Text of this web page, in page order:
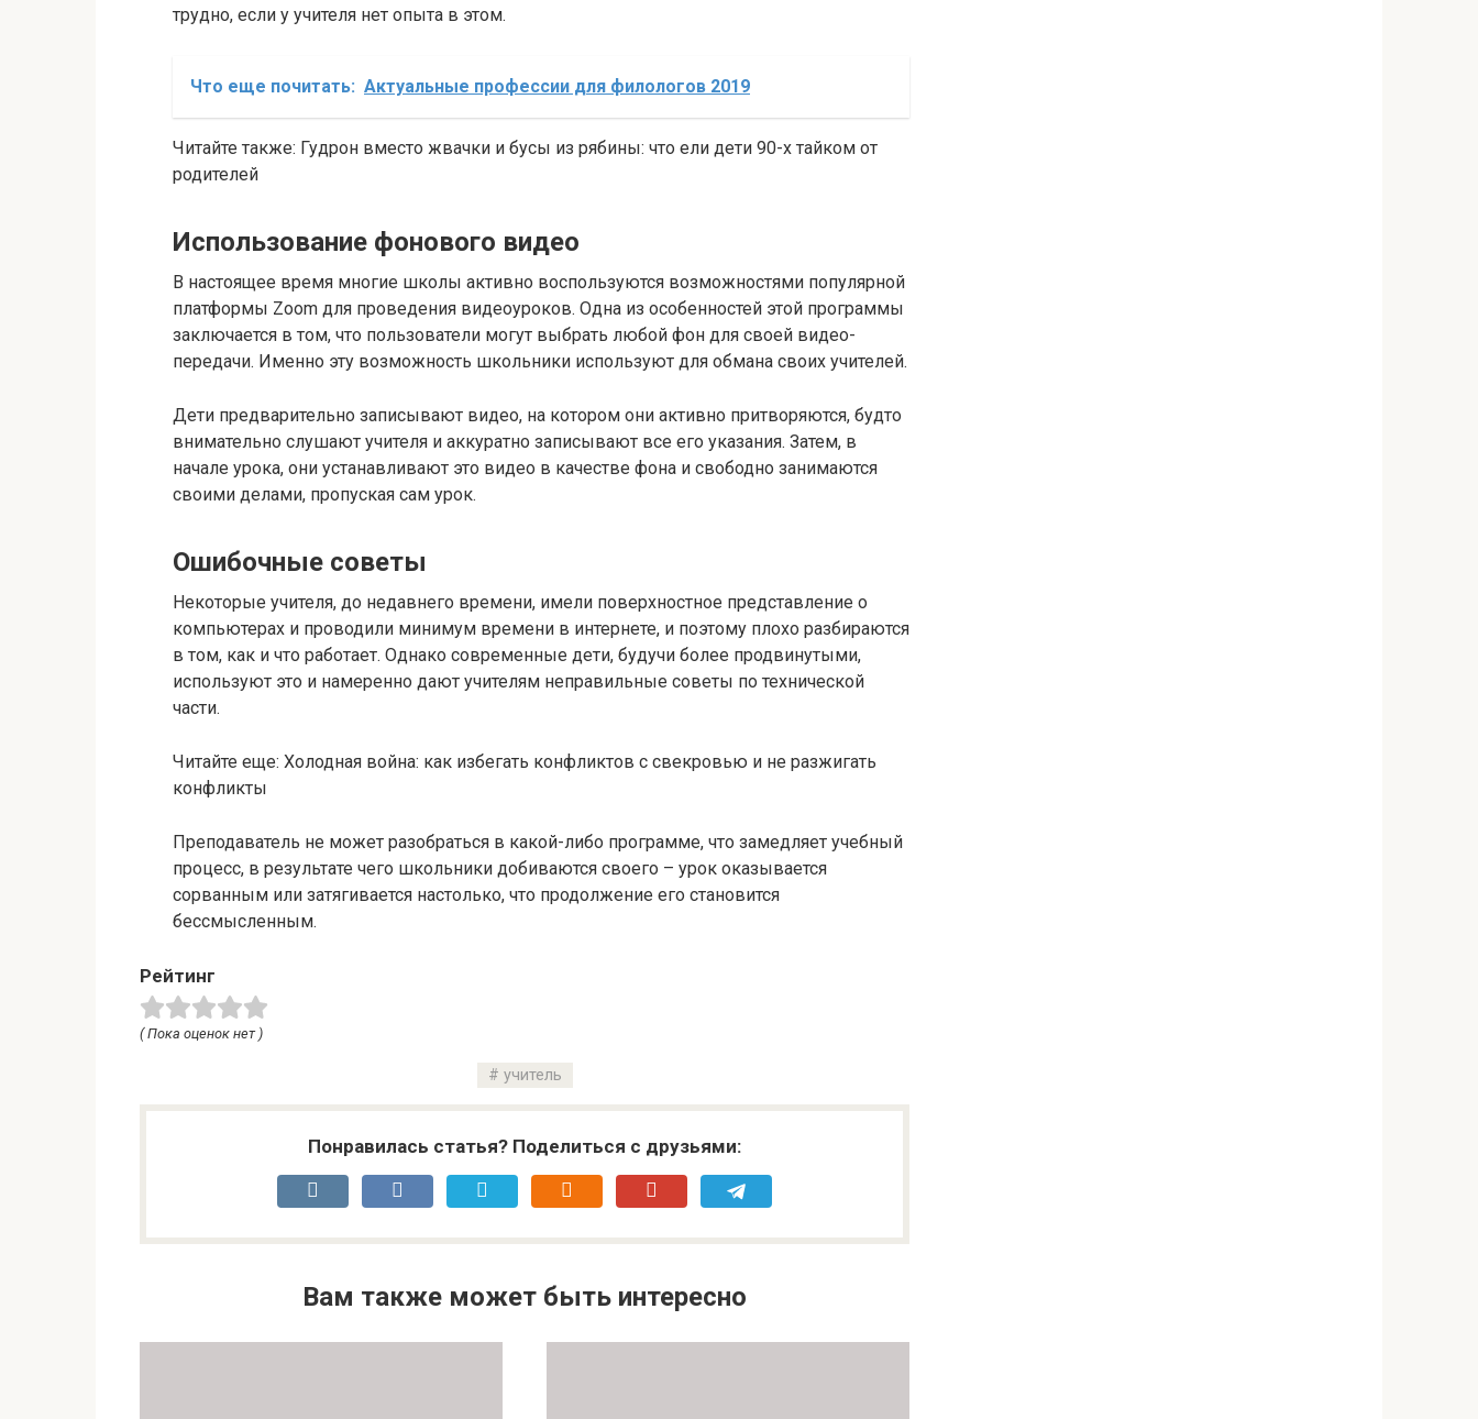
трудно, если у учителя нет опыта в этом.
Что еще почитать: Актуальные профессии для филологов 2019
Читайте также: Гудрон вместо жвачки и бусы из рябины: что ели дети 90-х тайком от
родителей
Использование фонового видео
В настоящее время многие школы активно воспользуются возможностями популярной
платформы Zoom для проведения видеоуроков. Одна из особенностей этой программы
заключается в том, что пользователи могут выбрать любой фон для своей видео-
передачи. Именно эту возможность школьники используют для обмана своих учителей.
Дети предварительно записывают видео, на котором они активно притворяются, будто
внимательно слушают учителя и аккуратно записывают все его указания. Затем, в
начале урока, они устанавливают это видео в качестве фона и свободно занимаются
своими делами, пропуская сам урок.
Ошибочные советы
Некоторые учителя, до недавнего времени, имели поверхностное представление о
компьютерах и проводили минимум времени в интернете, и поэтому плохо разбираются
в том, как и что работает. Однако современные дети, будучи более продвинутыми,
используют это и намеренно дают учителям неправильные советы по технической
части.
Читайте еще: Холодная война: как избегать конфликтов с свекровью и не разжигать
конфликты
Преподаватель не может разобраться в какой-либо программе, что замедляет учебный
процесс, в результате чего школьники добиваются своего – урок оказывается
сорванным или затягивается настолько, что продолжение его становится
бессмысленным.
Рейтинг
( Пока оценок нет )
учитель
Понравилась статья? Поделиться с друзьями:
Вам также может быть интересно